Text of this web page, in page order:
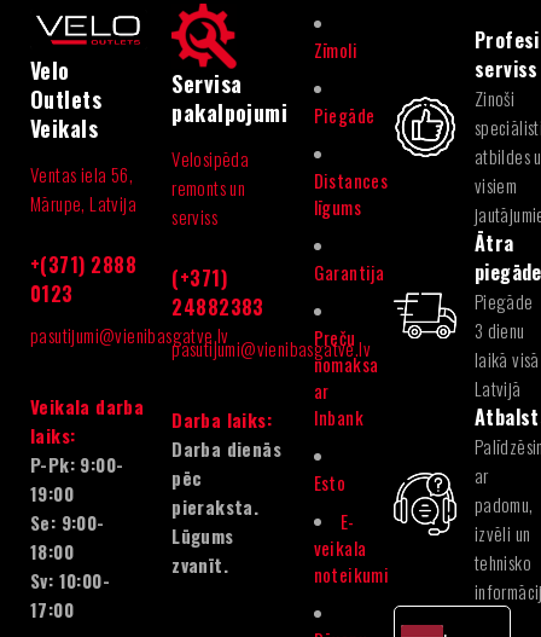
Velo
Outlets
Veikals
Ventas iela 56,
Mārupe, Latvija
+(371) 2888
0123
pasutijumi@vienibasgatve.lv
Veikala darba
laiks:
P-Pk: 9:00-
19:00
Se: 9:00-
18:00
Sv: 10:00-
17:00
Servisa
pakalpojumi
Velosipēda
remonts un
serviss
(+371)
24882383
pasutijumi@vienibasgatve.lv
Darba laiks:
Darba dienās
pēc
pieraksta.
Lūgums
zvanīt.
Zīmoli
Piegāde
Distances
līgums
Garantija
Preču
nomaksa
ar
Inbank
Esto
E-
veikala
noteikumi
serviss
Zinoši
atbildes
visiem
Ātra
piegāde
Piegāde
3 dienu
laikā visā
Latvijā
ar
padomu,
izvēli un
tehnisko